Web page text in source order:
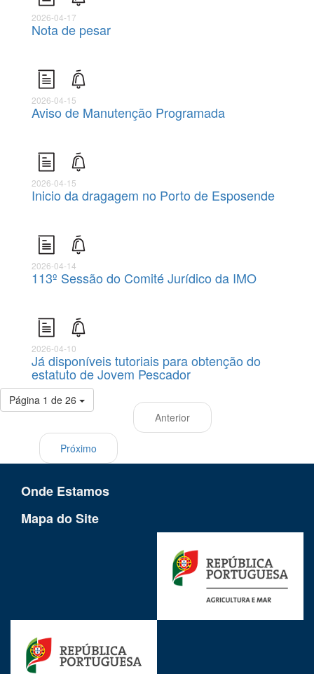
2026-04-17
Nota de pesar
2026-04-15
Aviso de Manutenção Programada
2026-04-15
Inicio da dragagem no Porto de Esposende
2026-04-14
113º Sessão do Comité Jurídico da IMO
2026-04-10
Já disponíveis tutoriais para obtenção do
estatuto de Jovem Pescador
Página 1 de 26
Anterior
Próximo
Onde Estamos
Mapa do Site